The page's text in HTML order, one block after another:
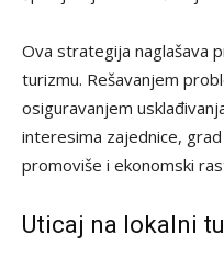
Ova strategija naglašava
turizmu. Rešavanjem
osiguravanjem
interesima zajednice,
promoviše i ekonomski
Uticaj na lokalni